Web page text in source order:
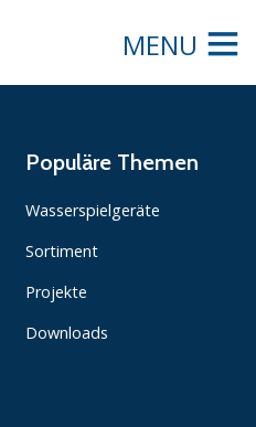
MENU
Populäre Themen
Wasserspielgeräte
Sortiment
Projekte
Downloads